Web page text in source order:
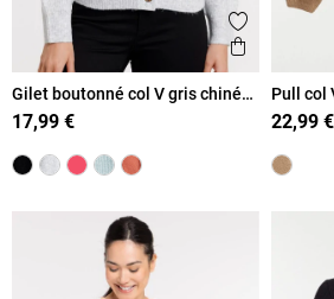
Ajouter aux
Aperçu
Gilet boutonné col V gris chiné
femme
17,99 €
Pull col
femme
22,99 €